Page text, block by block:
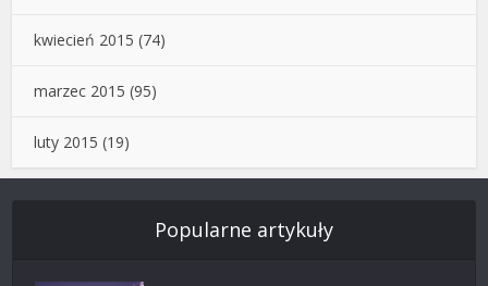
kwiecień 2015 (74)
marzec 2015 (95)
luty 2015 (19)
Popularne artykuły